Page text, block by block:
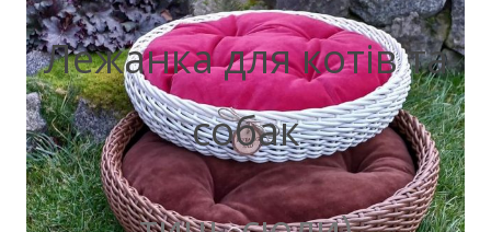
Лежанка для котів та
собак